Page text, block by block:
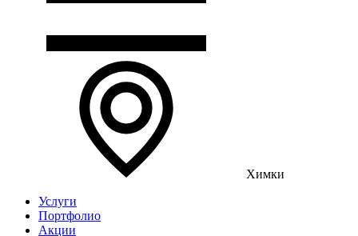
Химки
Услуги
Портфолио
Акции